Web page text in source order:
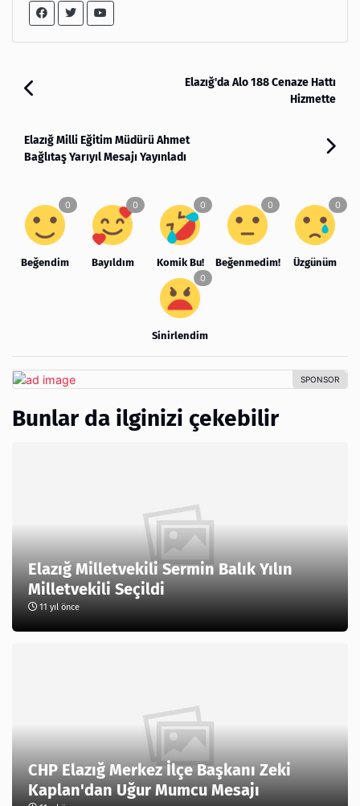
Elazığ'da Alo 188 Cenaze Hattı
Hizmette
Elazığ Milli Eğitim Müdürü Ahmet
Bağlıtaş Yarıyıl Mesajı Yayınladı
Beğendim Bayıldım Komik Bu! Beğenmedim! Üzgünüm
Sinirlendim
Bunlar da ilginizi çekebilir
Elazığ Milletvekili Sermin Balık Yılın
Milletvekili Seçildi
11 yıl önce
CHP Elazığ Merkez İlçe Başkanı Zeki
Kaplan'dan Uğur Mumcu Mesajı